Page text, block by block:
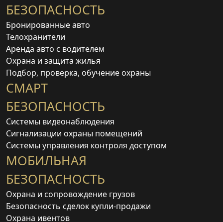
БЕЗОПАСНОСТЬ
Бронированные авто
Телохранители
Аренда авто с водителем
Охрана и защита жилья
Подбор, проверка, обучение охраны
СМАРТ
БЕЗОПАСНОСТЬ
Системы видеонаблюдения
Сигнализации охраны помещений
Системы управления контроля доступом
МОБИЛЬНАЯ
БЕЗОПАСНОСТЬ
Охрана и сопровождение грузов
Безопасность сделок купли-продажи
Охрана ивентов